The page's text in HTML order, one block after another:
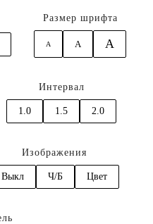
Размер шрифта
A A A
Интервал
1.0 1.5 2.0
Изображения
Выкл Ч/Б Цвет
и десен
детей